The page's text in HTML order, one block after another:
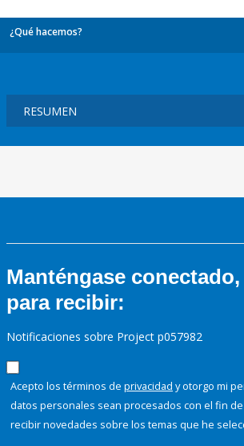
¿Qué hacemos?
Manténgase
para recibir:
Notificaciones sobre Project p057982
Acepto los términos de privacidad y otorgo mi
datos personales sean procesados con el fin
recibir novedades sobre los temas que he